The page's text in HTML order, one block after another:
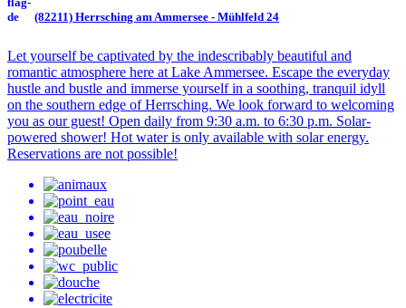
(82211) Herrsching am Ammersee - Mühlfeld 24
Let yourself be captivated by the indescribably beautiful and
romantic atmosphere here at Lake Ammersee. Escape the everyday
hustle and bustle and immerse yourself in a soothing, tranquil idyll
on the southern edge of Herrsching. We look forward to welcoming
you as our guest! Open daily from 9:30 a.m. to 6:30 p.m. Solar-
powered shower! Hot water is only available with solar energy.
Reservations are not possible!